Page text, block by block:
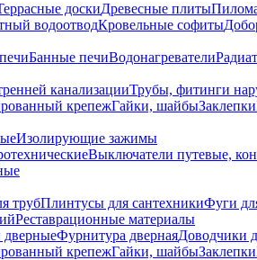
доскиДревесные плиты
водоотводКровельные софиты
Банные печиВодонагреватели
канализацииТрубы, фитинги
крепежГайки, шайбыЗаклепки
Изолирующие зажимы
Выключатели путевые,
трубПлинтусы для сантехникиФуги
Реставрационные материалы
дверныеФурнитура двернаяДоводчики
крепежГайки, шайбыЗаклепки